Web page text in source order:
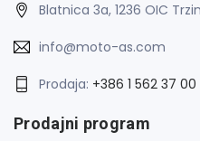
Blatnica 3a, 1236 OIC Trzin
info@moto-as.com
Prodaja: +386 1 562 37 00
Prodajni program